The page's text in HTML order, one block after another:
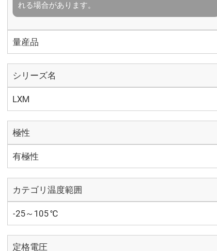
れる場合があります。
量産品
シリーズ名
LXM
極性
有極性
カテゴリ温度範囲
-25～105 ℃
定格電圧